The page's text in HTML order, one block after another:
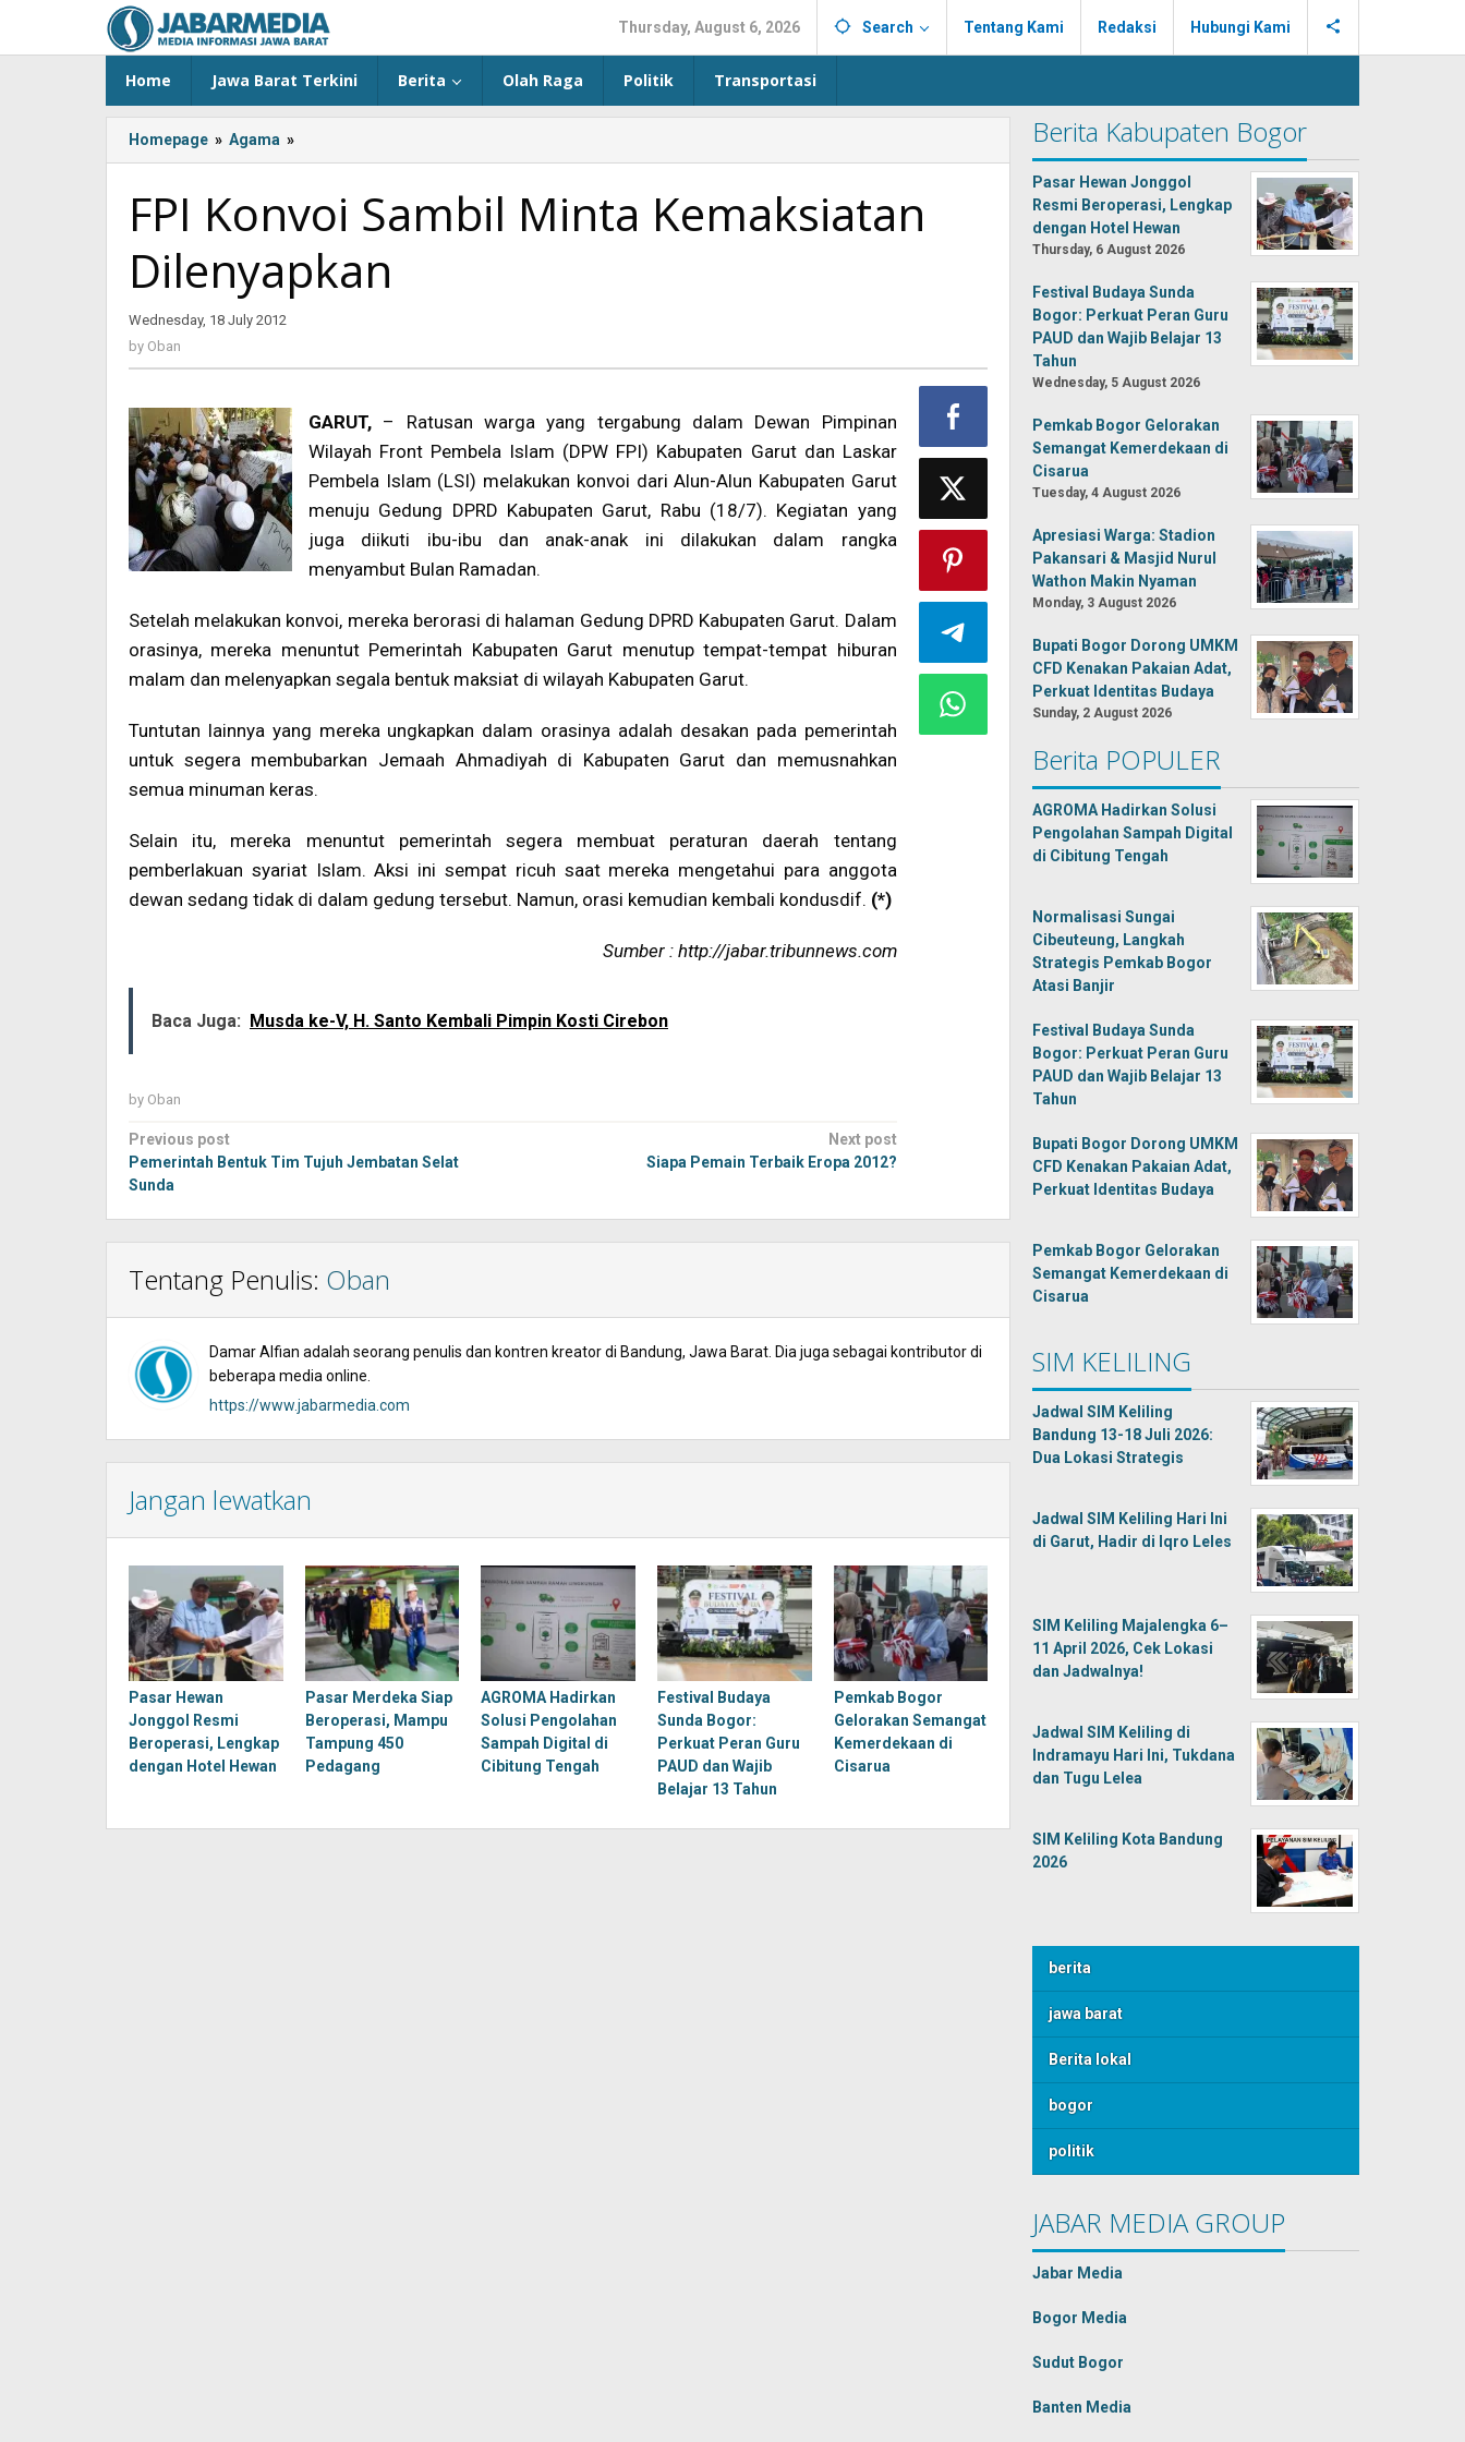
content
Thursday, August 6, 2026 Search Tentang Kami Redaksi Hubungi Kami
Home Jawa Barat Terkini Berita Olah Raga Politik Transportasi
Homepage » Agama »
-:IN-
>FPI
Konvoi
Sambil
Minta
-
FPI Konvoi Sambil Minta Kemaksiatan
Dilenyapkan
Wednesday, 18 July 2012
by Oban
GARUT, – Ratusan warga yang tergabung dalam Dewan Pimpinan
Wilayah Front Pembela Islam (DPW FPI) Kabupaten Garut dan Laskar
Pembela Islam (LSI) melakukan konvoi dari Alun-Alun Kabupaten Garut
menuju Gedung DPRD Kabupaten Garut, Rabu (18/7). Kegiatan yang
juga diikuti ibu-ibu dan anak-anak ini dilakukan dalam rangka
menyambut Bulan Ramadan.
Setelah melakukan konvoi, mereka berorasi di halaman Gedung DPRD Kabupaten Garut. Dalam
orasinya, mereka menuntut Pemerintah Kabupaten Garut menutup tempat-tempat hiburan
malam dan melenyapkan segala bentuk maksiat di wilayah Kabupaten Garut.
Tuntutan lainnya yang mereka ungkapkan dalam orasinya adalah desakan pada pemerintah
untuk segera membubarkan Jemaah Ahmadiyah di Kabupaten Garut dan memusnahkan
semua minuman keras.
Selain itu, mereka menuntut pemerintah segera membuat peraturan daerah tentang
pemberlakuan syariat Islam. Aksi ini sempat ricuh saat mereka mengetahui para anggota
dewan sedang tidak di dalam gedung tersebut. Namun, orasi kemudian kembali kondusdif. (*)
Sumber : http://jabar.tribunnews.com
Baca Juga: Musda ke-V, H. Santo Kembali Pimpin Kosti Cirebon
by Oban
Post
navigation
Previous post
Pemerintah Bentuk Tim Tujuh Jembatan Selat
Sunda
Next post
Siapa Pemain Terbaik Eropa 2012?
Tentang Penulis: Oban
Damar Alfian adalah seorang penulis dan kontren kreator di Bandung, Jawa Barat. Dia juga sebagai kontributor di
beberapa media online.
https://www.jabarmedia.com
Jangan lewatkan
Pasar Hewan
Jonggol Resmi
Beroperasi, Lengkap
dengan Hotel Hewan
Pasar Merdeka Siap
Beroperasi, Mampu
Tampung 450
Pedagang
AGROMA Hadirkan
Solusi Pengolahan
Sampah Digital di
Cibitung Tengah
Festival Budaya
Sunda Bogor:
Perkuat Peran Guru
PAUD dan Wajib
Belajar 13 Tahun
Pemkab Bogor
Gelorakan Semangat
Kemerdekaan di
Cisarua
Berita Kabupaten Bogor
Pasar Hewan Jonggol
Resmi Beroperasi, Lengkap
dengan Hotel Hewan
Thursday, 6 August 2026
Festival Budaya Sunda
Bogor: Perkuat Peran Guru
PAUD dan Wajib Belajar 13
Tahun
Wednesday, 5 August 2026
Pemkab Bogor Gelorakan
Semangat Kemerdekaan di
Cisarua
Tuesday, 4 August 2026
Apresiasi Warga: Stadion
Pakansari & Masjid Nurul
Wathon Makin Nyaman
Monday, 3 August 2026
Bupati Bogor Dorong UMKM
CFD Kenakan Pakaian Adat,
Perkuat Identitas Budaya
Sunday, 2 August 2026
Berita POPULER
AGROMA Hadirkan Solusi
Pengolahan Sampah Digital
di Cibitung Tengah
Normalisasi Sungai
Cibeuteung, Langkah
Strategis Pemkab Bogor
Atasi Banjir
Festival Budaya Sunda
Bogor: Perkuat Peran Guru
PAUD dan Wajib Belajar 13
Tahun
Bupati Bogor Dorong UMKM
CFD Kenakan Pakaian Adat,
Perkuat Identitas Budaya
Pemkab Bogor Gelorakan
Semangat Kemerdekaan di
Cisarua
SIM KELILING
Jadwal SIM Keliling
Bandung 13-18 Juli 2026:
Dua Lokasi Strategis
Jadwal SIM Keliling Hari Ini
di Garut, Hadir di Iqro Leles
SIM Keliling Majalengka 6–
11 April 2026, Cek Lokasi
dan Jadwalnya!
Jadwal SIM Keliling di
Indramayu Hari Ini, Tukdana
dan Tugu Lelea
SIM Keliling Kota Bandung
2026
berita
jawa barat
Berita lokal
bogor
politik
JABAR MEDIA GROUP
Jabar Media
Bogor Media
Sudut Bogor
Banten Media